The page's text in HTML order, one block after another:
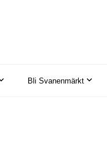
Bli Svanenmärkt